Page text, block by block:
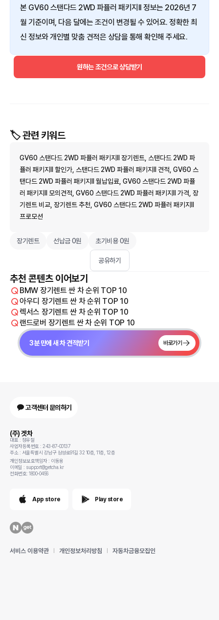
본 GV60 스탠다드 2WD 파퓰러 패키지II 정보는 2026년 7
월 기준이며, 다음 달에는 조건이 변경될 수 있어요. 정확한 최
신 정보와 개인별 맞춤 견적은 상담을 통해 확인해 주세요.
원하는 조건으로 상담받기
🏷️ 관련 키워드
GV60 스탠다드 2WD 파퓰러 패키지II 장기렌트, 스탠다드 2WD 파
퓰러 패키지II 할인가, 스탠다드 2WD 파퓰러 패키지II 견적, GV60 스
탠다드 2WD 파퓰러 패키지II 월납입료, GV60 스탠다드 2WD 파퓰
러 패키지II 모의견적, GV60 스탠다드 2WD 파퓰러 패키지II 가격, 장
기렌트 비교, 장기렌트 추천, GV60 스탠다드 2WD 파퓰러 패키지II
프로모션
장기렌트 선납금 0원 초기비용 0원
공유하기
추천 콘텐츠 이어보기
BMW 장기렌트 싼 차 순위 TOP 10
아우디 장기렌트 싼 차 순위 TOP 10
렉서스 장기렌트 싼 차 순위 TOP 10
랜드로버 장기렌트 싼 차 순위 TOP 10
3분 만에 새 차 견적받기 바로가기
고객센터 문의하기
(주) 겟차
대표 : 정유철
사업자등록번호 : 243-87-00137
주소 : 서울특별시 강남구 삼성로91길 32 10층, 11층, 12층
개인정보보호책임자 : 이동용
이메일 : support@getcha.kr
전화번호: 1800-0456
App store Play store
서비스 이용약관 개인정보처리방침 자동차금융모집인